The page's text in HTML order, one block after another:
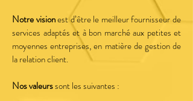
Notre visionest d’être le meilleur fournisseur de
services adaptés et à bon marché aux petites et
moyennes entreprises, en matière de gestion de
la relation client.
Nos valeurssont les suivantes :